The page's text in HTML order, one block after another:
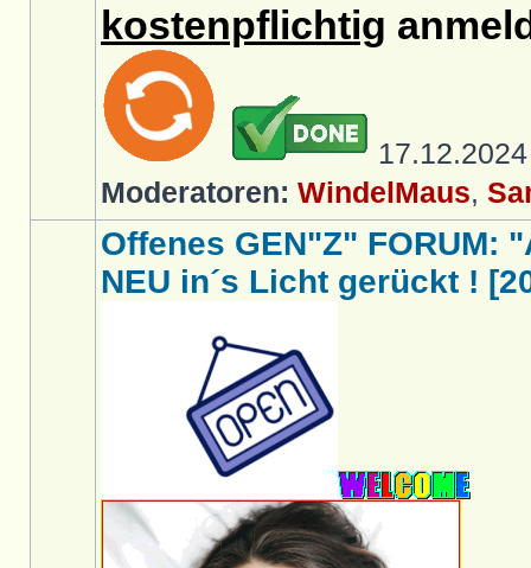
kostenpflichtig
Moderatoren: WindelMaus,
Offenes GEN"Z" FORUM:
NEU in´s Licht gerückt !